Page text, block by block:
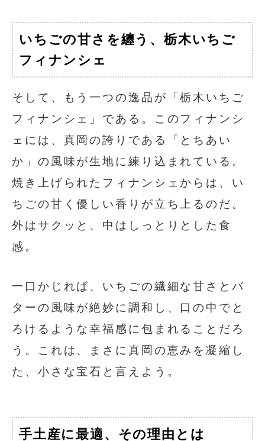
いちごの甘さを纏う、栃木いちご
フィナンシェ
そして、もう一つの逸品が「栃木いちご
フィナンシェ」である。このフィナンシ
ェには、真岡の誇りである「とちあい
か」の風味が生地に練り込まれている。
焼き上げられたフィナンシェからは、い
ちごの甘く優しい香りが立ち上るのだ。
外はサクッと、中はしっとりとした食
感。
一口かじれば、いちごの繊細な甘さとバ
ターの風味が絶妙に調和し、口の中でと
ろけるような幸福感に包まれることだろ
う。これは、まさに真岡の恵みを凝縮し
た、小さな宝石と言えよう。
手土産に最適、その理由とは